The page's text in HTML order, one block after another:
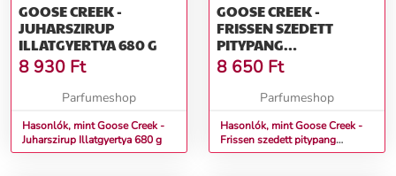
GOOSE CREEK -
JUHARSZIRUP
ILLATGYERTYA 680 G
8 930 Ft
Parfumeshop
Hasonlók, mint Goose Creek -
Juharszirup Illatgyertya 680 g
GOOSE CREEK -
FRISSEN SZEDETT
PITYPANG
ILLATGYERTYA 411 G
8 650 Ft
Parfumeshop
Hasonlók, mint Goose Creek -
Frissen szedett pitypang
Illatgyertya 411 g